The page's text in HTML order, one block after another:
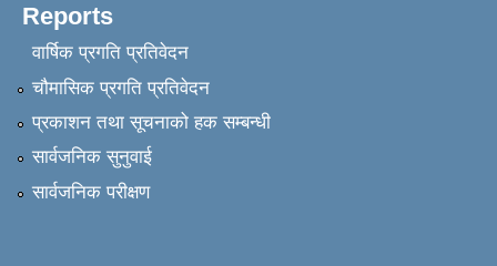
Reports
वार्षिक प्रगति प्रतिवेदन
चौमासिक प्रगति प्रतिवेदन
प्रकाशन तथा सूचनाको हक सम्बन्धी
सार्वजनिक सुनुवाई
सार्वजनिक परीक्षण